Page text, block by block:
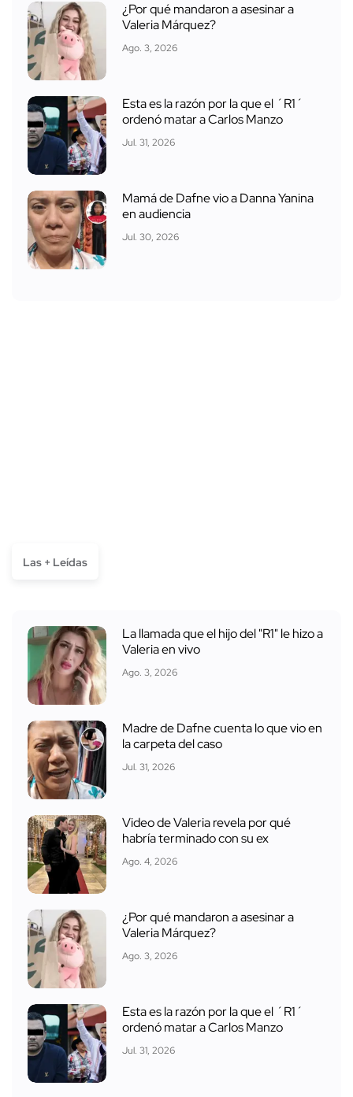
¿Por qué mandaron a asesinar a
Valeria Márquez?
Ago. 3, 2026
Esta es la razón por la que el ´R1´
ordenó matar a Carlos Manzo
Jul. 31, 2026
Mamá de Dafne vio a Danna Yanina
en audiencia
Jul. 30, 2026
Las + Leídas
La llamada que el hijo del "R1" le hizo a
Valeria en vivo
Ago. 3, 2026
Madre de Dafne cuenta lo que vio en
la carpeta del caso
Jul. 31, 2026
Video de Valeria revela por qué
habría terminado con su ex
Ago. 4, 2026
¿Por qué mandaron a asesinar a
Valeria Márquez?
Ago. 3, 2026
Esta es la razón por la que el ´R1´
ordenó matar a Carlos Manzo
Jul. 31, 2026